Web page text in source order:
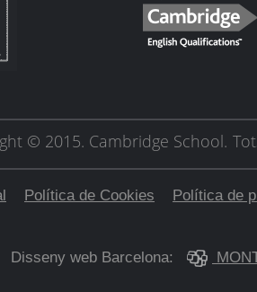
© 2015. Cambridge School.
Política de Cookies Política de
Disseny web Barcelona: